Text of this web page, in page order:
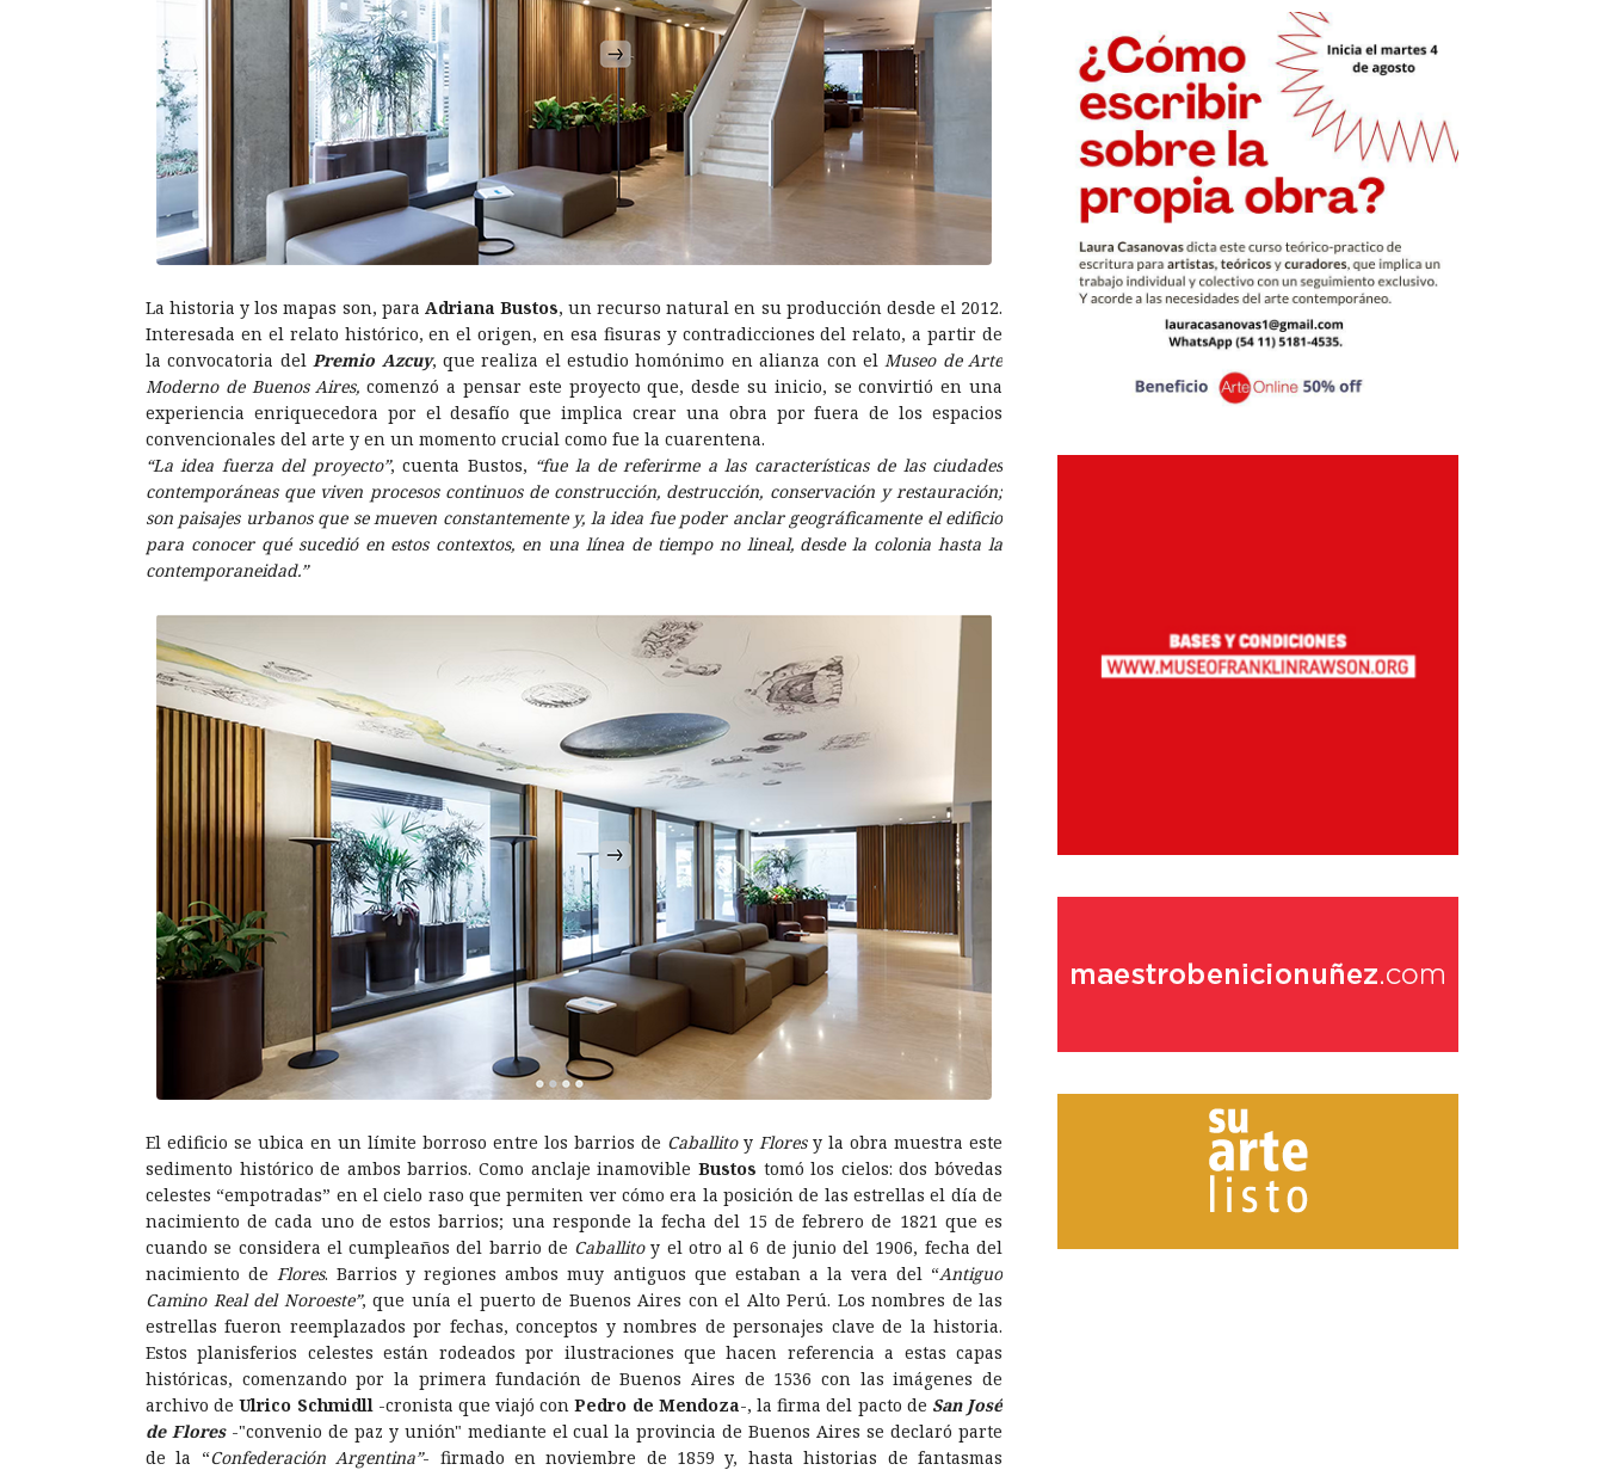
La historia y los mapas son, para Adriana Bustos, un recurso natural en su producción desde el 2012.
Interesada en el relato histórico, en el origen, en esa fisuras y contradicciones del relato, a partir de
la convocatoria del Premio Azcuy, que realiza el estudio homónimo en alianza con el Museo de Arte
Moderno de Buenos Aires, comenzó a pensar este proyecto que, desde su inicio, se convirtió en una
experiencia enriquecedora por el desafío que implica crear una obra por fuera de los espacios
convencionales del arte y en un momento crucial como fue la cuarentena.
“La idea fuerza del proyecto”, cuenta Bustos, “fue la de referirme a las características de las ciudades
contemporáneas que viven procesos continuos de construcción, destrucción, conservación y restauración;
son paisajes urbanos que se mueven constantemente y, la idea fue poder anclar geográficamente el edificio
para conocer qué sucedió en estos contextos, en una línea de tiempo no lineal, desde la colonia hasta la
contemporaneidad.”
El edificio se ubica en un límite borroso entre los barrios de Caballitoy Floresy la obra muestra este
sedimento histórico de ambos barrios. Como anclaje inamovible Bustos tomó los cielos: dos bóvedas
celestes “empotradas” en el cielo raso que permiten ver cómo era la posición de las estrellas el día de
nacimiento de cada uno de estos barrios; una responde la fecha del 15 de febrero de 1821 que es
cuando se considera el cumpleaños del barrio de Caballitoy el otro al 6 de junio del 1906, fecha del
nacimiento de Flores. Barrios y regiones ambos muy antiguos que estaban a la vera del “Antiguo
Camino Real del Noroeste”, que unía el puerto de Buenos Aires con el Alto Perú. Los nombres de las
estrellas fueron reemplazados por fechas, conceptos y nombres de personajes clave de la historia.
Estos planisferios celestes están rodeados por ilustraciones que hacen referencia a estas capas
históricas, comenzando por la primera fundación de Buenos Aires de 1536 con las imágenes de
archivo deUlrico Schmidll -cronista que viajó conPedro de Mendoza-, la firma del pacto de San José
de Flores-"convenio de paz y unión" mediante el cual la provincia de Buenos Aires se declaró parte
de la “Confederación Argentina”- firmado en noviembre de 1859 y, hasta historias de fantasmas